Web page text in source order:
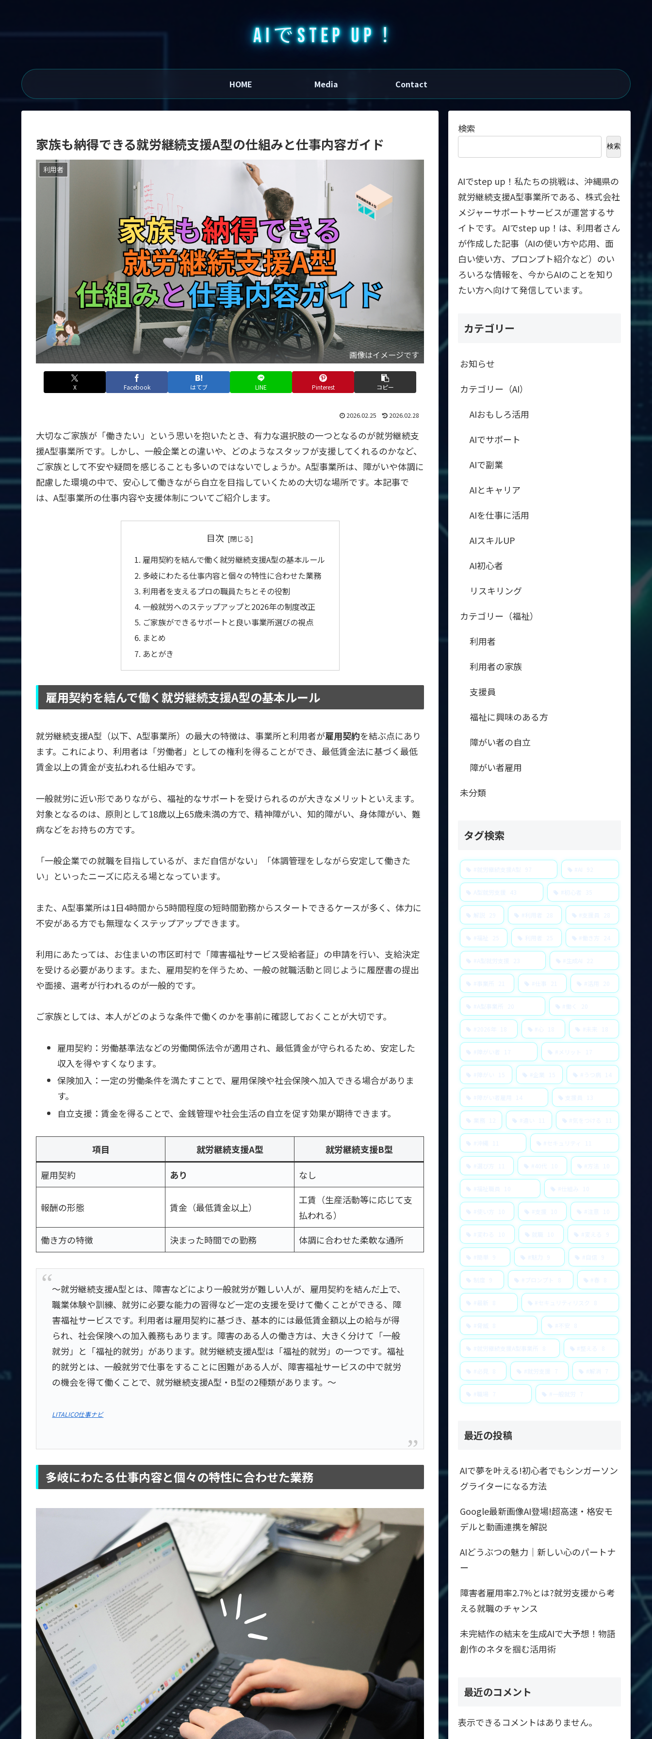
AIでSTEP UP！
HOME Media Contact
家族も納得できる就労継続支援A型の仕組みと仕事内容ガイド
利用者
画像はイメージです
X Facebook はてブ LINE Pinterest コピー
2026.02.25 2026.02.28
大切なご家族が「働きたい」という思いを抱いたとき、有力な選択肢の一つとなるのが就労継続支
援A型事業所です。しかし、一般企業との違いや、どのようなスタッフが支援してくれるのかなど、
ご家族として不安や疑問を感じることも多いのではないでしょうか。A型事業所は、障がいや体調に
配慮した環境の中で、安心して働きながら自立を目指していくための大切な場所です。本記事で
は、A型事業所の仕事内容や支援体制についてご紹介します。
目次
雇用契約を結んで働く就労継続支援A型の基本ルール
多岐にわたる仕事内容と個々の特性に合わせた業務
利用者を支えるプロの職員たちとその役割
一般就労へのステップアップと2026年の制度改正
ご家族ができるサポートと良い事業所選びの視点
まとめ
あとがき
雇用契約を結んで働く就労継続支援A型の基本ルール
就労継続支援A型（以下、A型事業所）の最大の特徴は、事業所と利用者が雇用契約を結ぶ点にあり
ます。これにより、利用者は「労働者」としての権利を得ることができ、最低賃金法に基づく最低
賃金以上の賃金が支払われる仕組みです。
一般就労に近い形でありながら、福祉的なサポートを受けられるのが大きなメリットといえます。
対象となるのは、原則として18歳以上65歳未満の方で、精神障がい、知的障がい、身体障がい、難
病などをお持ちの方です。
「一般企業での就職を目指しているが、まだ自信がない」「体調管理をしながら安定して働きた
い」といったニーズに応える場となっています。
また、A型事業所は1日4時間から5時間程度の短時間勤務からスタートできるケースが多く、体力に
不安がある方でも無理なくステップアップできます。
利用にあたっては、お住まいの市区町村で「障害福祉サービス受給者証」の申請を行い、支給決定
を受ける必要があります。また、雇用契約を伴うため、一般の就職活動と同じように履歴書の提出
や面接、選考が行われるのが一般的です。
ご家族としては、本人がどのような条件で働くのかを事前に確認しておくことが大切です。
雇用契約：労働基準法などの労働関係法令が適用され、最低賃金が守られるため、安定した
収入を得やすくなります。
保険加入：一定の労働条件を満たすことで、雇用保険や社会保険へ加入できる場合がありま
す。
自立支援：賃金を得ることで、金銭管理や社会生活の自立を促す効果が期待できます。
項目 就労継続支援A型 就労継続支援B型
雇用契約 あり なし
報酬の形態 賃金（最低賃金以上）
工賃（生産活動等に応じて支
払われる）
働き方の特徴
決まった時間での勤務 体調に合わせた柔軟な通所
～就労継続支援A型とは、障害などにより一般就労が難しい人が、雇用契約を結んだ上で、
職業体験や訓練、就労に必要な能力の習得など一定の支援を受けて働くことができる、障
害福祉サービスです。利用者は雇用契約に基づき、基本的には最低賃金額以上の給与が得
られ、社会保険への加入義務もあります。障害のある人の働き方は、大きく分けて「一般
就労」と「福祉的就労」があります。就労継続支援A型は「福祉的就労」の一つです。福祉
的就労とは、一般就労で仕事をすることに困難がある人が、障害福祉サービスの中で就労
の機会を得て働くことで、就労継続支援A型・B型の2種類があります。～
LITALICO仕事ナビ
多岐にわたる仕事内容と個々の特性に合わせた業務
検索
検索
AIでstep up！私たちの挑戦は、沖縄県の
就労継続支援A型事業所である、株式会社
メジャーサポートサービスが運営するサ
イトです。 AIでstep up！は、利用者さん
が作成した記事（AIの使い方や応用、面
白い使い方、プロンプト紹介など）のい
ろいろな情報を、今からAIのことを知り
たい方へ向けて発信しています。
カテゴリー
お知らせ
カテゴリー（AI）
AIおもしろ活用
AIでサポート
AIで副業
AIとキャリア
AIを仕事に活用
AIスキルUP
AI初心者
リスキリング
カテゴリー（福祉）
利用者
利用者の家族
支援員
福祉に興味のある方
障がい者の自立
障がい者雇用
未分類
タグ検索
#就労継続支援A型 97 #AI 92
A型就労支援 43 #初心者 35
解説 29 #利用者 28 #支援員 28
#福祉 25 利用者 25 #働き方 24
#A型就労支援 23 #生成AI 22
#事業所 21 #仕事 21 #活用 20
#A型事業所 20 #働く 20
#2026年 18 #心 18 #未来 18
#障がい者 17 #メリット 17
#障がい 15 #企業 15 #うつ病 14
#障がい者雇用 14 支援員 13
業務 12 #違い 11 #気をつける 11
#沖縄 11 #セキュリティ 11
#選び方 11 #40代 10 #方法 10
#福祉職員 10 #仕組み 10
#使い方 10 #支援 10 #注意 10
#変わる 10 就職 10 #変える 9
#簡単 9 #魅力 9 #自信 9
制度 9 #プロンプト 8 #春 8
#最新 8 #セキュリティリスク 8
#脅威 8 #不安 8
#就労継続支援A型事業所 8 #整える 8
#必見 8 #就労支援 7 #解消 7
#職場 7 #一般就労 7
最近の投稿
AIで夢を叶える!初心者でもシンガーソン
グライターになる方法
Google最新画像AI登場!超高速・格安モ
デルと動画連携を解説
AIどうぶつの魅力｜新しい心のパートナ
ー
障害者雇用率2.7%とは?就労支援から考
える就職のチャンス
未完結作の結末を生成AIで大予想！物語
創作のネタを掴む活用術
最近のコメント
表示できるコメントはありません。